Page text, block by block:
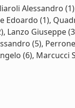
Alessandro
(1),
Lanzo Giuseppe
(5),
(6),